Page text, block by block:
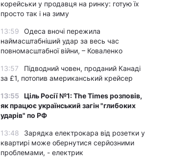
корейськи у продавця на ринку: готую їх
просто так і на зиму
13:59
Одеса вночі пережила
наймасштабніший удар за весь час
повномасштабної війни, – Коваленко
13:57
Підводний човен, проданий Канаді
за £1, потопив американський крейсер
13:55 Ціль Росії №1: The Times розповів,
як працює український загін "глибоких
ударів" по РФ
13:48
Зарядка електрокара від розетки у
квартирі може обернутися серйозними
проблемами, - електрик